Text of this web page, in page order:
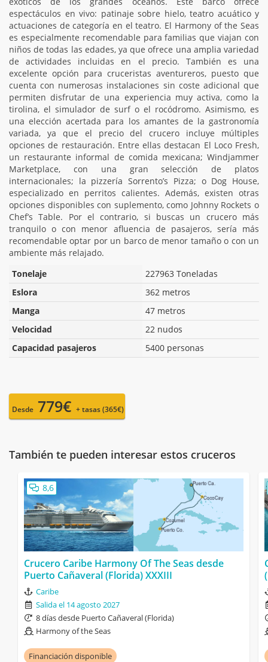
espectáculos en vivo: patinaje sobre hielo, teatro acuático y
actuaciones de categoría en el teatro. El Harmony of the Seas
es especialmente recomendable para familias que viajan con
niños de todas las edades, ya que ofrece una amplia variedad
de actividades incluidas en el precio. También es una
excelente opción para cruceristas aventureros, puesto que
cuenta con numerosas instalaciones sin coste adicional que
permiten disfrutar de una experiencia muy activa, como la
tirolina, el simulador de surf o el rocódromo. Asimismo, es
una elección acertada para los amantes de la gastronomía
variada, ya que el precio del crucero incluye múltiples
opciones de restauración. Entre ellas destacan El Loco Fresh,
un restaurante informal de comida mexicana; Windjammer
Marketplace, con una gran selección de platos
internacionales; la pizzería Sorrento’s Pizza; o Dog House,
especializado en perritos calientes. Además, existen otras
opciones disponibles con suplemento, como Johnny Rockets o
Chef’s Table. Por el contrario, si buscas un crucero más
tranquilo o con menor afluencia de pasajeros, sería más
recomendable optar por un barco de menor tamaño o con un
ambiente más relajado.
Tonelaje
227963 Toneladas
Eslora
362 metros
Manga
47 metros
Velocidad
22 nudos
Capacidad pasajeros
5400 personas
Desde 779€ + tasas (365€)
También te pueden interesar estos cruceros
8,6
Crucero Caribe Harmony Of The Seas desde
Puerto Cañaveral (Florida) XXXIII
Caribe
Salida el 14 agosto 2027
8 días desde Puerto Cañaveral (Florida)
Harmony of the Seas
Financiación disponible